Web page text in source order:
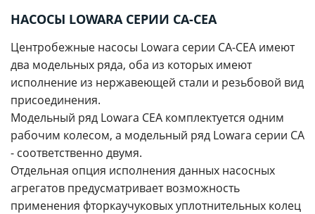
НАСОСЫ LOWARA СЕРИИ CA-CEA
Центробежные насосы Lowara серии CA-CEA имеют
два модельных ряда, оба из которых имеют
исполнение из нержавеющей стали и резьбовой вид
присоединения.
Модельный ряд Lowara CEA комплектуется одним
рабочим колесом, а модельный ряд Lowara серии CA
- соответственно двумя.
Отдельная опция исполнения данных насосных
агрегатов предусматривает возможность
применения фторкаучуковых уплотнительных колец